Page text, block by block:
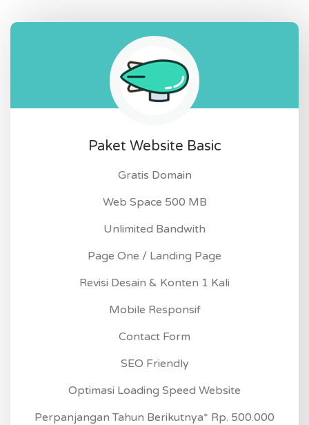
Paket Website Basic
Gratis Domain
Web Space 500 MB
Unlimited Bandwith
Page One / Landing Page
Revisi Desain & Konten 1 Kali
Mobile Responsif
Contact Form
SEO Friendly
Optimasi Loading Speed Website
Perpanjangan Tahun Berikutnya* Rp. 500.000